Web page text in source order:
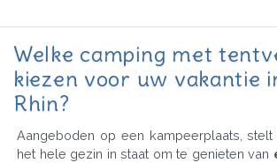
Welke camping met
kiezen voor uw vakantie
Rhin?
Aangeboden op een kampeerplaats, stelt
het hele gezin in staat om te genieten van